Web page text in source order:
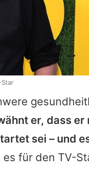
er, dass er
sei – und
es für den TV-